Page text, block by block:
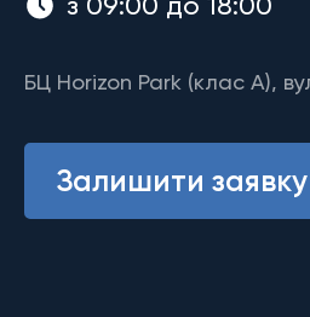
БЦ Horizon Park (клас A),
Залишити заявку